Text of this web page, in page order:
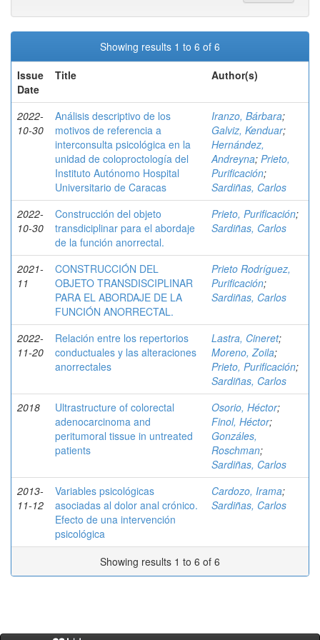
Showing results 1 to 6 of 6
Issue
Date
Title Author(s)
2022-
10-30
Análisis descriptivo de los
motivos de referencia a
interconsulta psicológica en la
unidad de coloproctología del
Instituto Autónomo Hospital
Universitario de Caracas
Iranzo, Bárbara;
Galviz, Kenduar;
Hernández,
Andreyna; Prieto,
Purificación;
Sardiñas, Carlos
2022-
10-30
Construcción del objeto
transdiciplinar para el abordaje
de la función anorrectal.
Prieto, Purificación;
Sardiñas, Carlos
2021-
11
CONSTRUCCIÓN DEL
OBJETO TRANSDISCIPLINAR
PARA EL ABORDAJE DE LA
FUNCIÓN ANORRECTAL.
Prieto Rodríguez,
Purificación;
Sardiñas, Carlos
2022-
11-20
Relación entre los repertorios
conductuales y las alteraciones
anorrectales
Lastra, Cineret;
Moreno, Zoila;
Prieto, Purificación;
Sardiñas, Carlos
2018
Ultrastructure of colorectal
adenocarcinoma and
peritumoral tissue in untreated
patients
Osorio, Héctor;
Finol, Héctor;
Gonzáles,
Roschman;
Sardiñas, Carlos
2013-
11-12
Variables psicológicas
asociadas al dolor anal crónico.
Efecto de una intervención
psicológica
Cardozo, Irama;
Sardiñas, Carlos
Showing results 1 to 6 of 6